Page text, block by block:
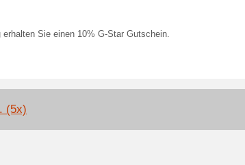
erhalten Sie einen 10% G-Star Gutschein.
(5x)